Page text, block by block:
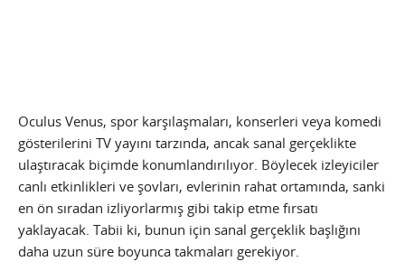
Oculus Venus, spor karşılaşmaları, konserleri veya komedi
gösterilerini TV yayını tarzında, ancak sanal gerçeklikte
ulaştıracak biçimde konumlandırılıyor. Böylecek izleyiciler
canlı etkinlikleri ve şovları, evlerinin rahat ortamında, sanki
en ön sıradan izliyorlarmış gibi takip etme fırsatı
yaklayacak. Tabii ki, bunun için sanal gerçeklik başlığını
daha uzun süre boyunca takmaları gerekiyor.